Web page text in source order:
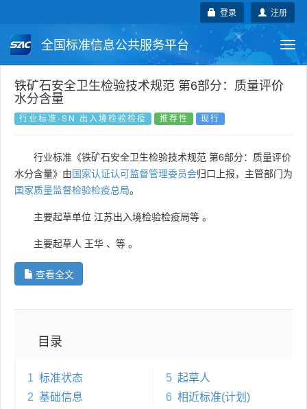
注册
登录
全国标准信息公共服务平台
国家标准 行业标准 地方标准
团体标准 企业标准
国外标准 技术委员会
铁矿石安全卫生检验技术规范 第6部分：质量评价
水分含量
行业标准-SN 出入境检验检疫 推荐性 现行
行业标准《铁矿石安全卫生检验技术规范 第6部分：质量评价
水分含量》由国家认证认可监督管理委员会归口上报，主管部门为
国家质量监督检验检疫总局。
主要起草单位 江苏出入境检验检疫局等 。
主要起草人 王华 、 等 。
查看全文
目录
1 标准状态
2 基础信息
5 起草人
6 相近标准(计划)